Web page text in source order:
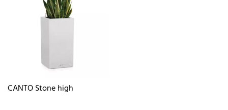
CANTO Stone high